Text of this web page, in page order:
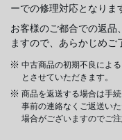
ーでの修理対応となりま
お客様のご都合での返品
ますので、あらかじめご
中古商品の初期不良によ
とさせていただきます。
商品を返送する場合は手
事前の連絡なくご返送い
場合がございますのでご